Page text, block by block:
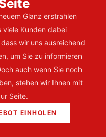
Glanz erstrahlen
viele Kunden dabei
wir uns ausreichend
um Sie zu informieren
auch wenn Sie noch
stehen wir Ihnen mit
Seite.
EINHOLEN